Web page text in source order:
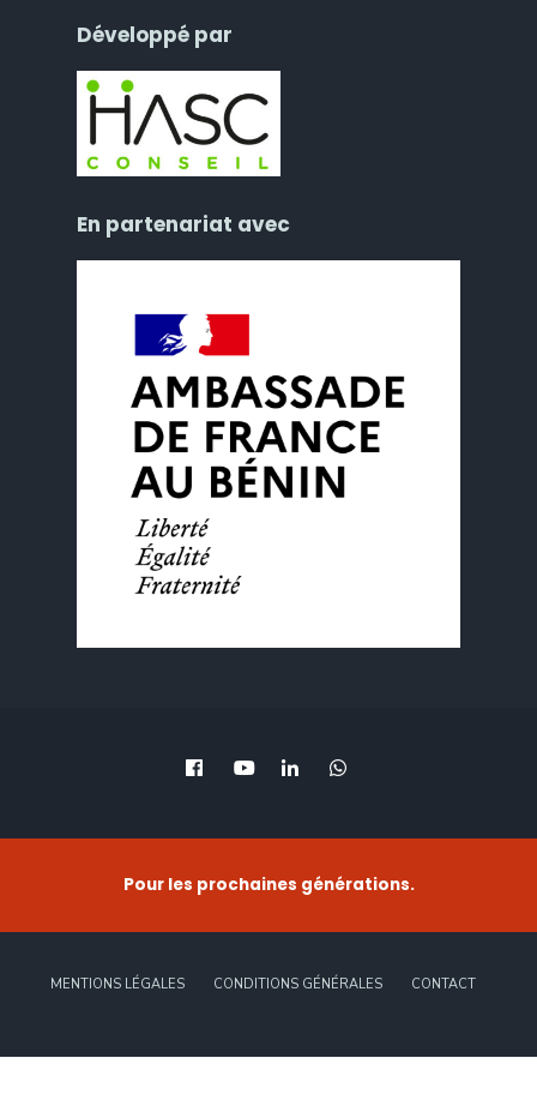
Développé par
En partenariat avec
Pour les prochaines générations.
MENTIONS LÉGALES CONDITIONS GÉNÉRALES CONTACT